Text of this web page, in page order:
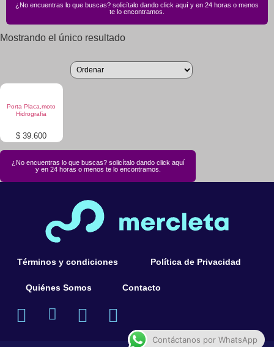
Bicicletas
¿No encuentras lo que buscas? solicítalo dando click aquí y en 24 horas o menos
te lo encontramos.
Mostrando el único resultado
Porta Placa,moto
Hidrografia
$ 39.600
¿No encuentras lo que buscas? solicítalo dando click aquí
y en 24 horas o menos te lo encontramos.
Términos y condiciones Política de Privacidad
Quiénes Somos Contacto
Contáctanos por WhatsApp